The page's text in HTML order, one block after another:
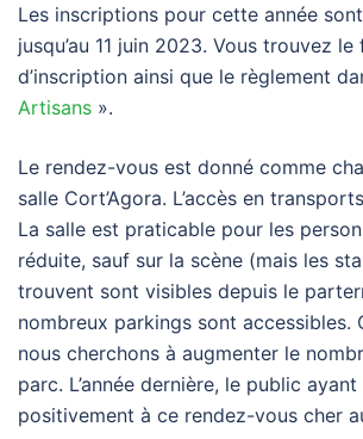
Les inscriptions pour cette année
jusqu’au 11 juin 2023. Vous trouvez
d’inscription ainsi que le règlement
Artisans ».
Le rendez-vous est donné comme
salle Cort’Agora. L’accès en
La salle est praticable pour les
réduite, sauf sur la scène (mais les
trouvent sont visibles depuis le
nombreux parkings sont accessibles.
nous cherchons à augmenter le
parc. L’année dernière, le public
positivement à ce rendez-vous cher